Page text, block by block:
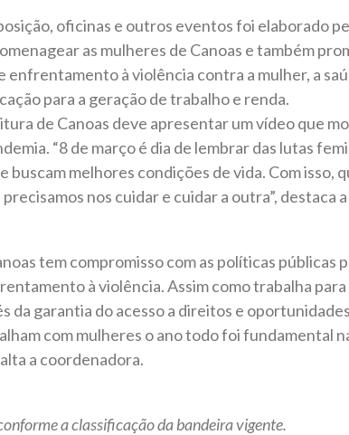
oficinas e outros eventos foi elaborado
as mulheres de Canoas e também
à violência contra a mulher, a
para a geração de trabalho e renda.
de Canoas deve apresentar um vídeo que
“8 de março é dia de lembrar das lutas
buscam melhores condições de vida. Com isso,
nos cuidar e cuidar a outra”, destaca
tem compromisso com as políticas públicas
à violência. Assim como trabalha
da garantia do acesso a direitos e
com mulheres o ano todo foi fundamental
a coordenadora.
a classificação da bandeira vigente.